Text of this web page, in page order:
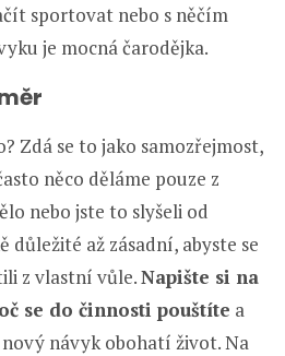
sportovat nebo s něčím
je mocná čarodějka.
Zdá se to jako samozřejmost,
něco děláme pouze z
nebo jste to slyšeli od
důležité až zásadní, abyste se
z vlastní vůle.Napište si na
se do činnosti pouštíte a
návyk obohatí život. Na